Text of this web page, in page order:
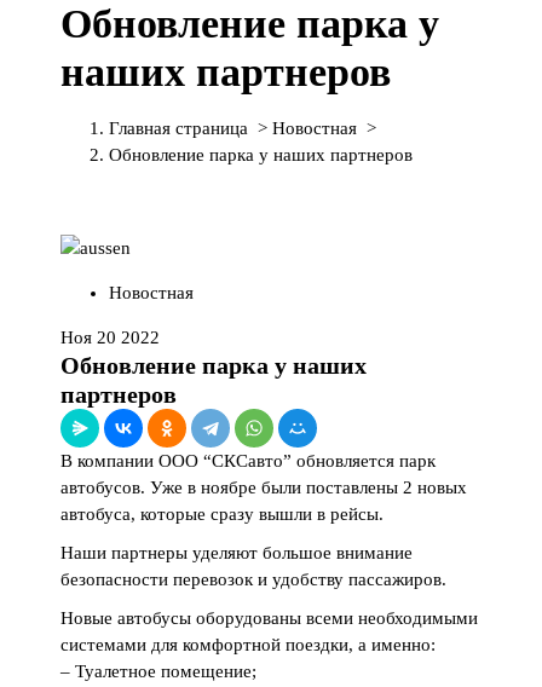
Обновление парка у
наших партнеров
Главная страница > Новостная >
Обновление парка у наших партнеров
Новостная
Ноя 20 2022
Обновление парка у наших
партнеров
В компании ООО “СКСавто” обновляется парк
автобусов. Уже в ноябре были поставлены 2 новых
автобуса, которые сразу вышли в рейсы.
Наши партнеры уделяют большое внимание
безопасности перевозок и удобству пассажиров.
Новые автобусы оборудованы всеми необходимыми
системами для комфортной поездки, а именно:
– Туалетное помещение;